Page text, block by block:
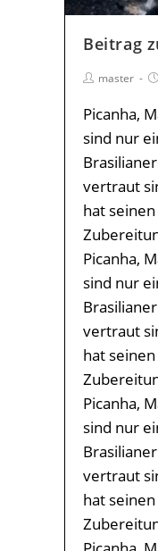
Beitrag
master
Picanha,
sind nur
vertraut
hat
Picanha,
sind nur
vertraut
hat
Picanha,
sind nur
vertraut
hat